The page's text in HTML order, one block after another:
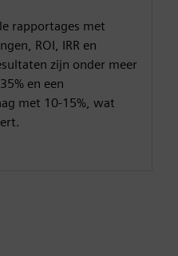
rapportages met
ROI, IRR en
zijn onder meer
en een
met 10-15%, wat